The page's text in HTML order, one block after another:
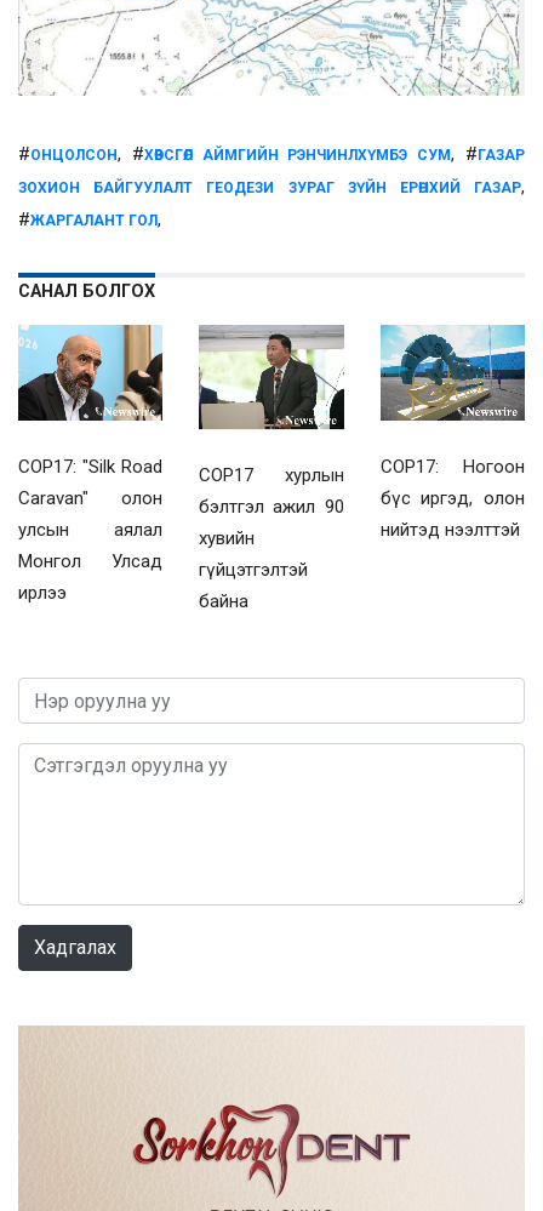
#ОНЦОЛСОН, #ХӨВСГӨЛ АЙМГИЙН РЭНЧИНЛХҮМБЭ СУМ, #ГАЗАР
ЗОХИОН БАЙГУУЛАЛТ ГЕОДЕЗИ ЗУРАГ ЗҮЙН ЕРӨНХИЙ ГАЗАР,
#ЖАРГАЛАНТ ГОЛ,
САНАЛ БОЛГОХ
COP17: "Silk Road
Caravan" олон
улсын аялал
Монгол Улсад
ирлээ
COP17 хурлын
бэлтгэл ажил 90
хувийн
гүйцэтгэлтэй
байна
COP17: Ногоон
бүс иргэд, олон
нийтэд нээлттэй
Хадгалах